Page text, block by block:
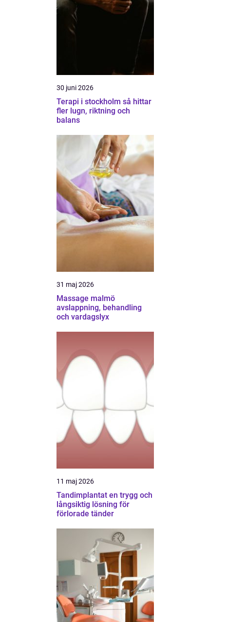
30 juni 2026
Terapi i stockholm så hittar
fler lugn, riktning och
balans
31 maj 2026
Massage malmö
avslappning, behandling
och vardagslyx
11 maj 2026
Tandimplantat en trygg och
långsiktig lösning för
förlorade tänder